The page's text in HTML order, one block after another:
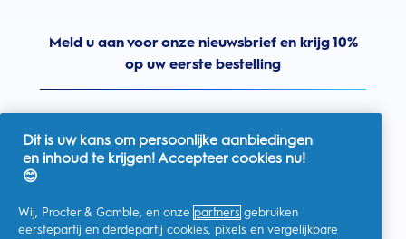
Meld u aan voor onze nieuwsbrief en krijg 10%
op uw eerste bestelling
Dit is uw kans om persoonlijke aanbiedingen
en inhoud te krijgen! Accepteer cookies nu!
😊
Wij, Procter & Gamble, en onze partners gebruiken
eerstepartij en derdepartij cookies, pixels en vergelijkbare